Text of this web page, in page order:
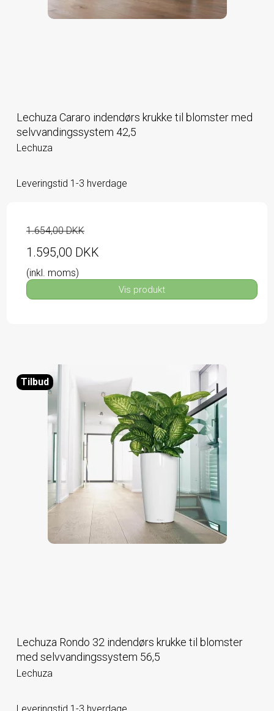
Lechuza Cararo indendørs krukke til blomster med
selvvandingssystem 42,5
Lechuza
Leveringstid 1-3 hverdage
1.654,00 DKK
1.595,00 DKK
(inkl. moms)
Vis produkt
Tilbud
Lechuza Rondo 32 indendørs krukke til blomster
med selvvandingssystem 56,5
Lechuza